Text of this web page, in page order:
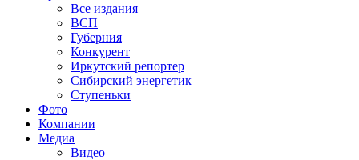
Все издания
ВСП
Губерния
Конкурент
Иркутский репортер
Сибирский энергетик
Ступеньки
Фото
Компании
Медиа
Видео